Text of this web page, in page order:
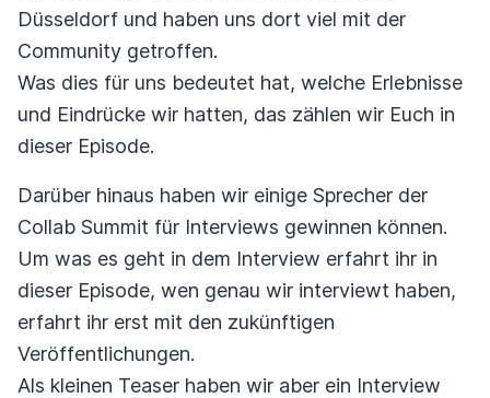
Düsseldorf und haben uns dort viel mit der
Community getroffen.
Was dies für uns bedeutet hat, welche Erlebnisse
und Eindrücke wir hatten, das zählen wir Euch in
dieser Episode.
Darüber hinaus haben wir einige Sprecher der
Collab Summit für Interviews gewinnen können.
Um was es geht in dem Interview erfahrt ihr in
dieser Episode, wen genau wir interviewt haben,
erfahrt ihr erst mit den zukünftigen
Veröffentlichungen.
Als kleinen Teaser haben wir aber ein Interview